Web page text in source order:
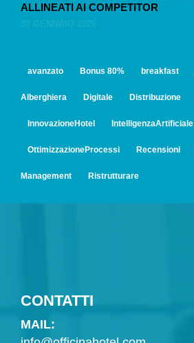
ALLINEATI AI COMPETITOR
30 GENNAIO 2026
avanzato Bonus 80% breakfast
Alberghiera Digitale Distribuzione
InnovazioneHotel IntelligenzaArtificiale
OttimizzazioneProcessi Recensioni
Management Ristrutturare
CONTATTI
MAIL: